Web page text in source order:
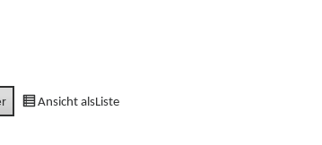
Ansicht alsListe